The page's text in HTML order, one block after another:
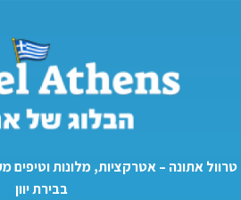
טרוול אתונה – אטרקציות, מלונות
בבירת יוון